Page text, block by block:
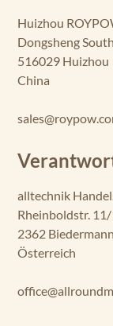
Huizhou
Dongsheng
516029 Huizhou
China
alltechnik
Rheinboldstr.
2362
Österreich